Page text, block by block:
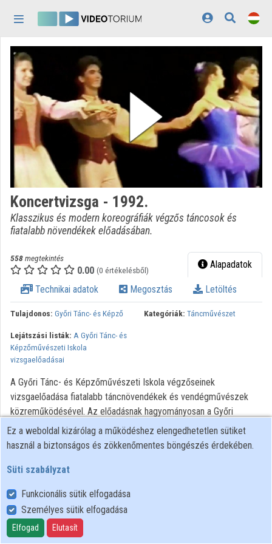
Kezdőlap
Bejelentkezés
Felfedezés
Kategóriák
Lejátszási listák
Intézmények
Közreműködők
Megjelenés:világos
Koncertvizsga - 1992.
Klasszikus és modern koreográfiák végzős táncosok és
fiatalabb növendékek előadásában.
558megtekintés
0.00 (0 értékelésből) Alapadatok
Technikai adatok Megosztás Letöltés
Tulajdonos: Győri Tánc- és Képző Kategóriák: Táncművészet
Lejátszási listák: A Győri Tánc- és
Képzőművészeti Iskola
vizsgaelőadásai
A Győri Tánc- és Képzőművészeti Iskola végzőseinek
vizsgaelőadása fiatalabb táncnövendékek és vendégművészek
közreműködésével. Az előadásnak hagyományosan a Győri
Nemzeti Színház ad otthont.
A Felvétel tuljdonosa a Győri Tánc- és Képzőművészeti Általános
Iskola, Szakközépiskola és Kollégium. A felvételt a Noriko
Felhasználói szabályzat
Adatkezelési tájékoztató
Süti szabályzat
Ez a weboldal kizárólag a működéshez elengedhetetlen sütiket
használ a biztonságos és zökkenőmentes böngészés érdekében.
Süti szabályzat
Funkcionális sütik elfogadása
Személyes sütik elfogadása
Elfogad Elutasít